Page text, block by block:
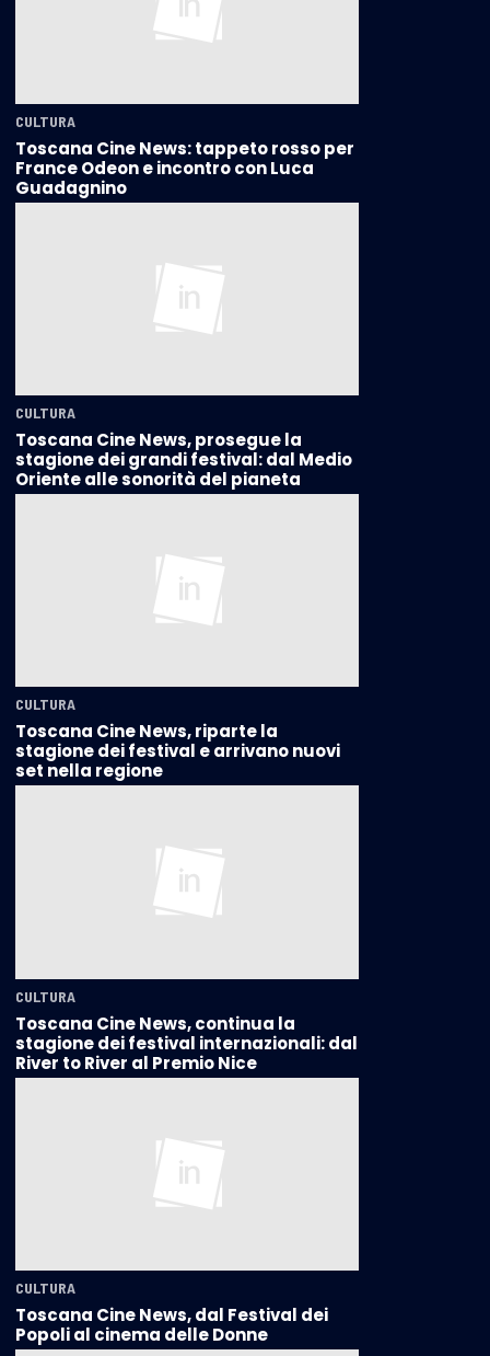
CULTURA
Toscana Cine News: tappeto rosso per
France Odeon e incontro con Luca
Guadagnino
CULTURA
Toscana Cine News, prosegue la
stagione dei grandi festival: dal Medio
Oriente alle sonorità del pianeta
CULTURA
Toscana Cine News, riparte la
stagione dei festival e arrivano nuovi
set nella regione
CULTURA
Toscana Cine News, continua la
stagione dei festival internazionali: dal
River to River al Premio Nice
CULTURA
Toscana Cine News, dal Festival dei
Popoli al cinema delle Donne